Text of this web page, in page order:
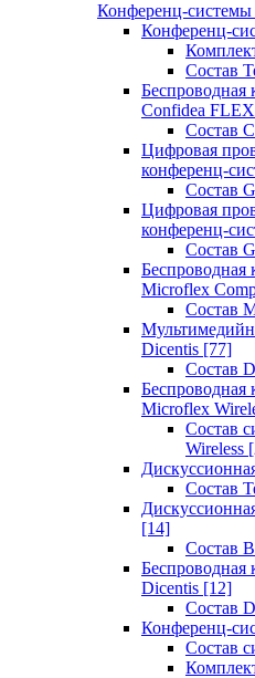
Конференц-системы
Конференц-
Состав
Беспроводная
Confidea
Состав
Цифровая
конференц-
Состав
Цифровая
конференц-
Состав
Беспроводная
Microflex
Состав
Dicentis [77]
Состав
Беспроводная
Microflex
Состав
Wireless
Состав
[14]
Состав
Беспроводная
Dicentis [12]
Состав
Конференц-
Состав